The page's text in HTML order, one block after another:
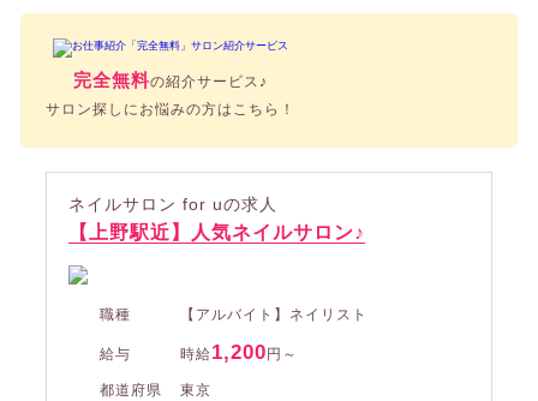
完全無料の紹介サービス♪
サロン探しにお悩みの方はこちら！
ネイルサロン for uの求人
【上野駅近】人気ネイルサロン♪
職種 【アルバイト】ネイリスト
給与 時給1,200 円～
都道府県
東京